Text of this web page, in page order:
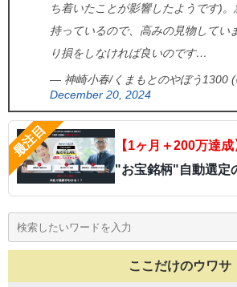
ち着いたことが影響したようです)
持っているので、高みの見物して
り損をしなければ良いのです…
— 神崎小春/くまもとのやぼう1300
December 20, 2024
【1ヶ月＋200万達成
"お宝銘柄"自動選定
ここだけのウワサ